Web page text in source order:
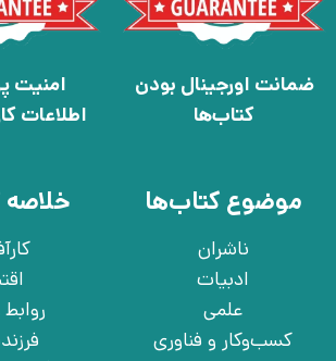
ضمانت اورجینال بودن
کتاب‌ها
امنیت
اطلاعات
موضوع کتاب‌ها
ناشران
ادبیات
علمی
کسب‌وکار و فناوری
خلاصه